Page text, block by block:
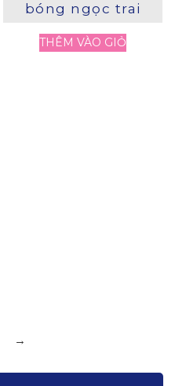
bóng ngọc trai
THÊM VÀO GIỎ
→